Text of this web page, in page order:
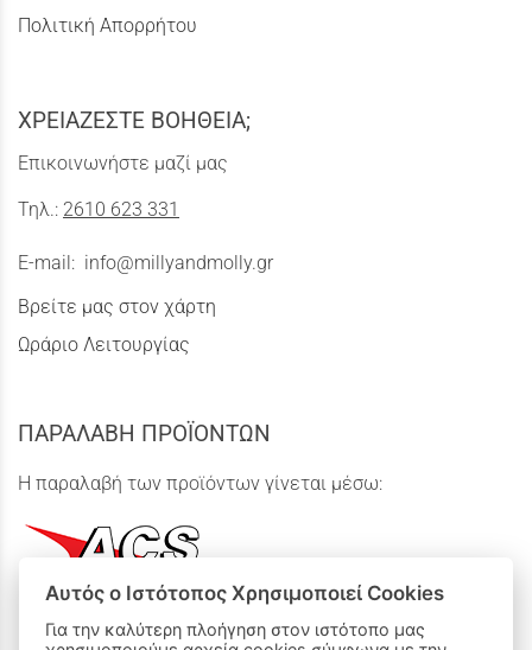
Πολιτική Απορρήτου
ΧΡΕΙΑΖΕΣΤΕ ΒΟΗΘΕΙΑ;
Επικοινωνήστε μαζί μας
Τηλ.: 2610 623 331
E-mail: info@millyandmolly.gr
Βρείτε μας στον χάρτη
Ωράριο Λειτουργίας
ΠΑΡΑΛΑΒΗ ΠΡΟΪΟΝΤΩΝ
Η παραλαβή των προϊόντων γίνεται μέσω:
Αυτός ο Ιστότοπος Χρησιμοποιεί Cookies
Για την καλύτερη πλοήγηση στον ιστότοπο μας